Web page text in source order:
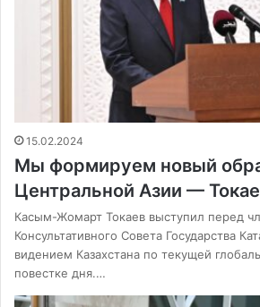
15.02.2024
Мы формируем новый
Центральной Азии —
Касым-Жомарт Токаев выступил перед
Консультативного Совета Государства
видением Казахстана по текущей
повестке дня.…